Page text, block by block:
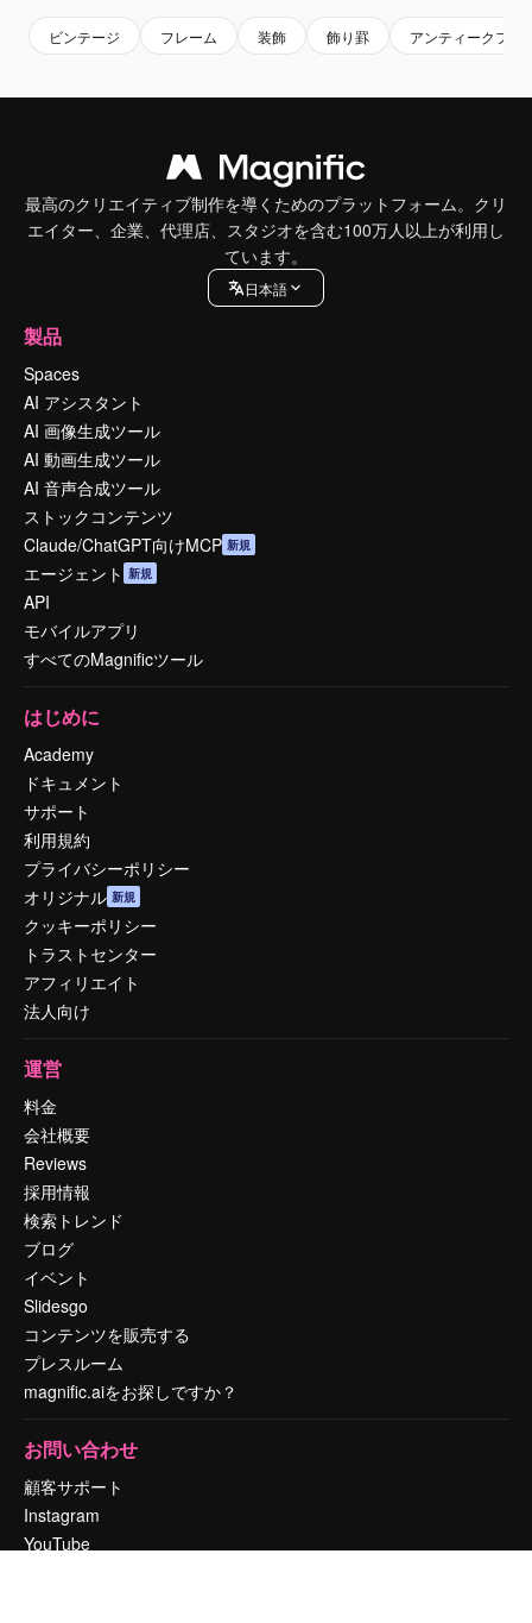
ビンテージ フレーム 装飾 飾り罫 アンティークフレ
最高のクリエイティブ制作を導くためのプラットフォーム。クリ
エイター、企業、代理店、スタジオを含む100万人以上が利用し
ています。
日本語
製品
Spaces
AI アシスタント
AI 画像生成ツール
AI 動画生成ツール
AI 音声合成ツール
ストックコンテンツ
Claude/ChatGPT向けMCP 新規
エージェント 新規
API
モバイルアプリ
すべてのMagnificツール
はじめに
Academy
ドキュメント
サポート
利用規約
プライバシーポリシー
オリジナル 新規
クッキーポリシー
トラストセンター
アフィリエイト
法人向け
運営
料金
会社概要
Reviews
採用情報
検索トレンド
ブログ
イベント
Slidesgo
コンテンツを販売する
プレスルーム
magnific.aiをお探しですか？
お問い合わせ
顧客サポート
Instagram
YouTube